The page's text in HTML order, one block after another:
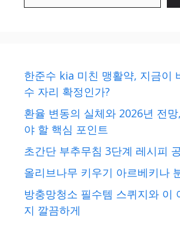
한준수 kia 미친 맹활약, 지금이
수 자리 확정인가?
환율 변동의 실체와 2026년 전
야 할 핵심 포인트
초간단 부추무침 3단계 레시피
올리브나무 키우기 아르베키나
방충망청소 필수템 스퀴지와 이
지 깔끔하게